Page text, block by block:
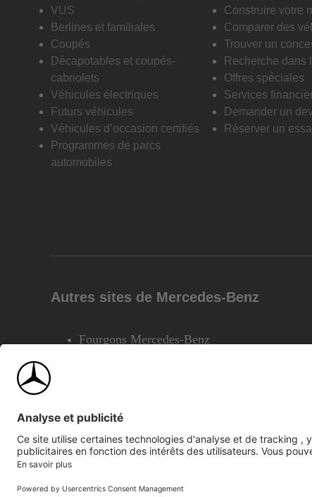
VUS
Berlines et familiales
Coupés
Décapotables et coupés-
cabriolets
Véhicules électriques
Futurs véhicules
Véhicules d’occasion certifiés
Programmes de parcs
automobiles
Construire votre
Comparer des
Trouver un
Recherche dans
Offres spéciales
Services
Demander un
Réserver un
Autres sites de Mercedes-Benz
Fourgons Mercedes-Benz
©2026 Mercedes-Benz Canada Inc.